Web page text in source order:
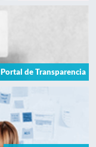
Portal de Transparencia